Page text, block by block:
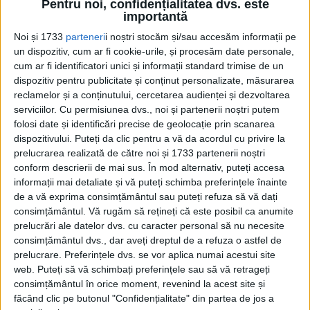
Pentru noi, confidențialitatea dvs. este
importantă
Noi și 1733 partenerii noștri stocăm și/sau accesăm informații pe
un dispozitiv, cum ar fi cookie-urile, și procesăm date personale,
cum ar fi identificatori unici și informații standard trimise de un
dispozitiv pentru publicitate și conținut personalizate, măsurarea
reclamelor și a conținutului, cercetarea audienței și dezvoltarea
serviciilor. Cu permisiunea dvs., noi și partenerii noștri putem
folosi date și identificări precise de geolocație prin scanarea
dispozitivului. Puteți da clic pentru a vă da acordul cu privire la
prelucrarea realizată de către noi și 1733 partenerii noștri
conform descrierii de mai sus. În mod alternativ, puteți accesa
informații mai detaliate și vă puteți schimba preferințele înainte
de a vă exprima consimțământul sau puteți refuza să vă dați
consimțământul. Vă rugăm să rețineți că este posibil ca anumite
prelucrări ale datelor dvs. cu caracter personal să nu necesite
consimțământul dvs., dar aveți dreptul de a refuza o astfel de
prelucrare. Preferințele dvs. se vor aplica numai acestui site
web. Puteți să vă schimbați preferințele sau să vă retrageți
consimțământul în orice moment, revenind la acest site și
făcând clic pe butonul "Confidențialitate" din partea de jos a
descoperire fascinantă la Cansacbé, Mexic
Arheologii de la Institutul Național de Antropologie și Istorie
(INAH) au descoperit o farfurie din perioada...
Cea mai mare revistă de istorie din Europa! .
Media KIT
PORTOFOLIU
Capital